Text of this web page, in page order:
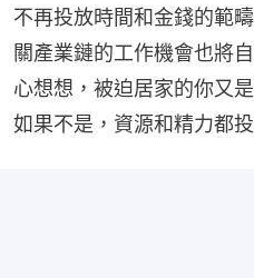
不再投放時間和金錢的範
關產業鏈的工作機會也將
心想想，被迫居家的你又
如果不是，資源和精力都